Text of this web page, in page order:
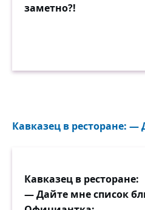
заметно?!
Кавказец в ресторане:
Кавказец в ресторане:
— Дайте мне список